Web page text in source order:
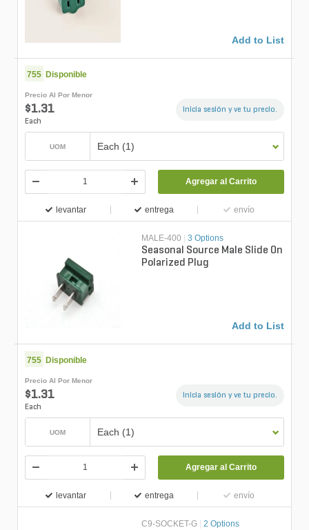
Add to List
755 Disponible
Precio Al Por Menor
$1.31
Each
Inicia sesión y ve tu precio.
UOM Each (1)
Agregar al Carrito
levantar entrega envío
MALE-400 3 Options
Seasonal Source Male Slide On
Polarized Plug
Add to List
755 Disponible
Precio Al Por Menor
$1.31
Each
Inicia sesión y ve tu precio.
UOM Each (1)
Agregar al Carrito
levantar entrega envío
C9-SOCKET-G 2 Options